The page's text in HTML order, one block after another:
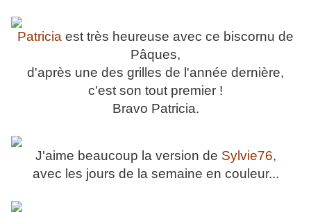
Patricia est très heureuse avec ce biscornu de
Pâques,
d'après une des grilles de l'année dernière,
c'est son tout premier !
Bravo Patricia.
J'aime beaucoup la version de Sylvie76,
avec les jours de la semaine en couleur...